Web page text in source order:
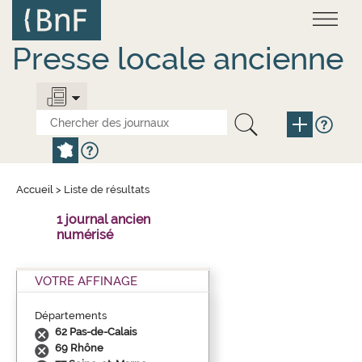
contenu
principal
Presse locale ancienne
Accueil > Liste de résultats
1 journal ancien
numérisé
VOTRE AFFINAGE
Départements
62 Pas-de-Calais
69 Rhône
Panneau de gestion des cookies